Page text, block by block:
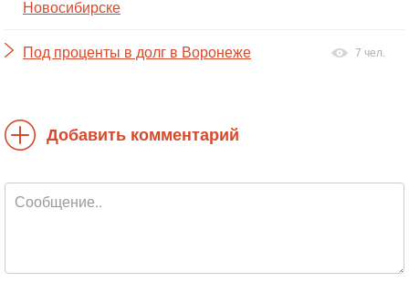
Новосибирске
Под проценты в долг в Воронеже 7 чел.
Добавить комментарий